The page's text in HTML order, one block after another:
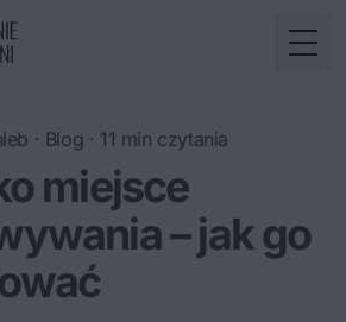
· Blog · 11 min czytania
miejsce
– jak go